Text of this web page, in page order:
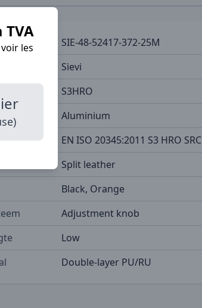
TVA
les
SIE-48-52417-372-25M
Sievi
S3HRO
Aluminium
EN ISO 20345:2011 S3 HRO SRC
Split leather
Black, Orange
Adjustment knob
Low
Double-layer PU/RU